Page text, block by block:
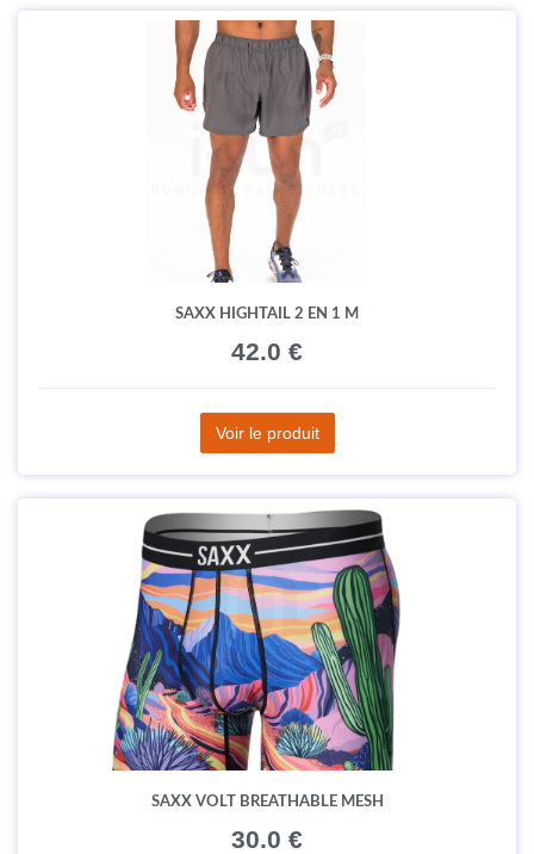
SAXX HIGHTAIL 2 EN 1 M
42.0 €
Voir le produit
SAXX VOLT BREATHABLE MESH
30.0 €